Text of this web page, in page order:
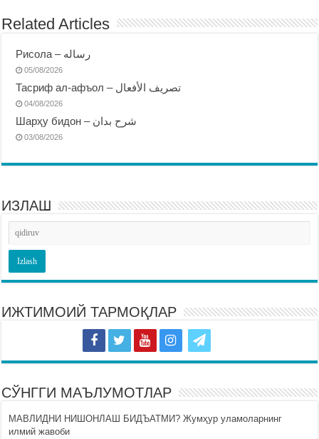
Related Articles
Рисола – رساله
05/08/2026
Тасриф ал-афъол – تصريف الأفعال
04/08/2026
Шарҳу бидон – شرح بدان
03/08/2026
ИЗЛАШ
ИЖТИМОИЙ ТАРМОҚЛАР
СЎНГГИ МАЪЛУМОТЛАР
МАВЛИДНИ НИШОНЛАШ БИДЪАТМИ? Жумҳур уламоларнинг
илмий жавоби